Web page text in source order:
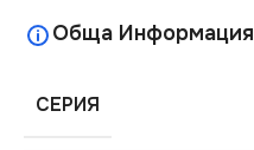
Обща Информация
СЕРИЯ